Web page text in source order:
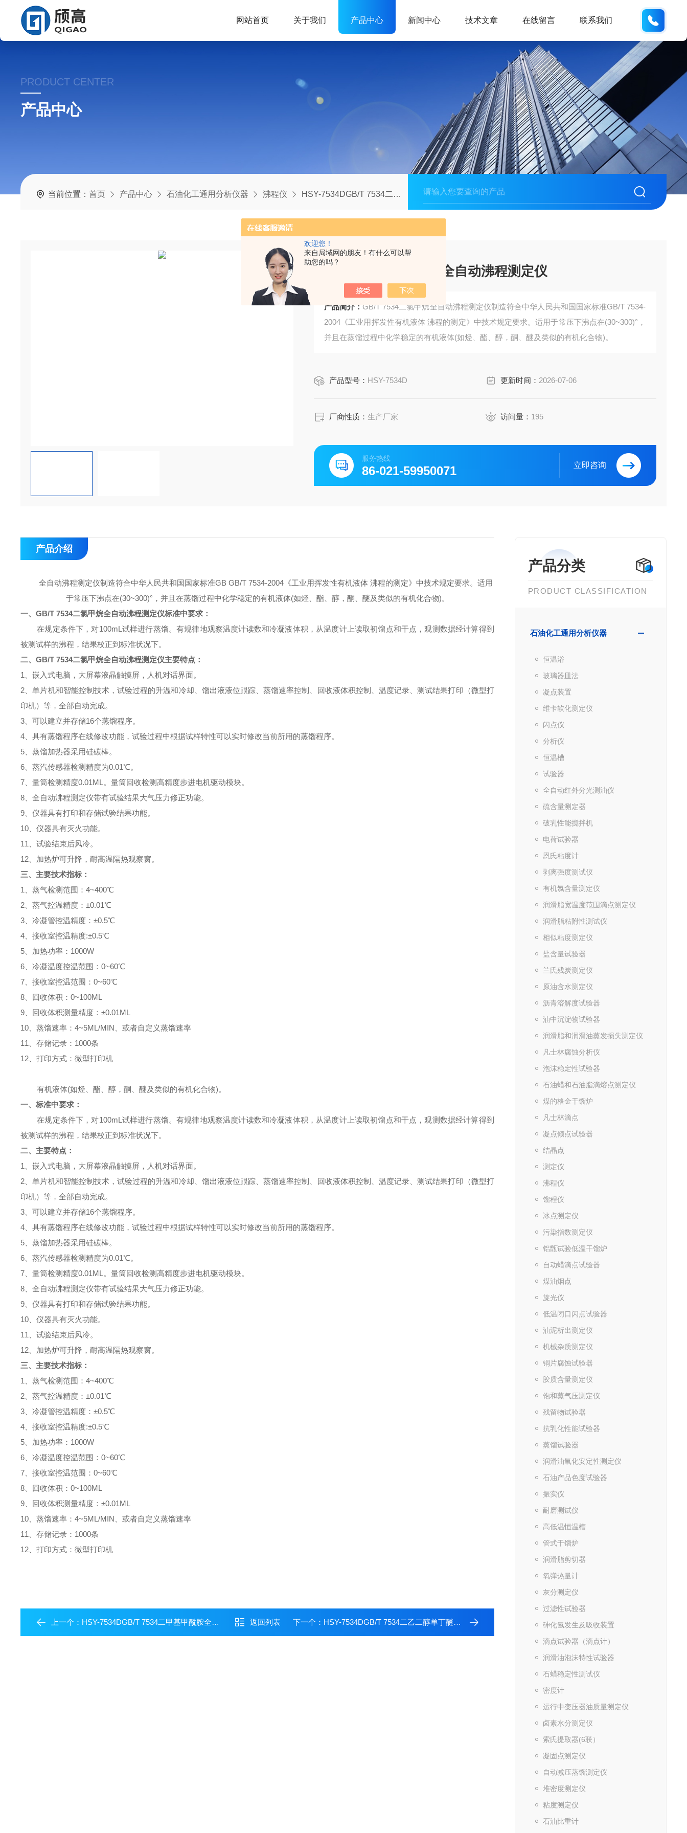
欢迎您！
来自局域网的朋友！有什么可以帮
助您的吗？
网站首页 关于我们 产品中心 新闻中心 技术文章 在线留言 联系我们
PRODUCT CENTER
产品中心
当前位置：首页 产品中心 石油化工通用分析仪器 沸程仪 HSY-7534DGB/T 7534二氯甲烷全自动沸程测定仪
GB/T 7534二氯甲烷全自动沸程测定仪
产品简介： GB/T 7534二氯甲烷全自动沸程测定仪制造符合中华人民共和国国家标准GB/T 7534-
2004《工业用挥发性有机液体 沸程的测定》中技术规定要求。适用于常压下沸点在(30~300)°，
并且在蒸馏过程中化学稳定的有机液体(如烃、酯、醇，酮、醚及类似的有机化合物)。
产品型号： HSY-7534D 更新时间： 2026-07-06
厂商性质：生产厂家 访问量： 195
服务热线
86-021-59950071 立即咨询
产品分类
PRODUCT CLASSIFICATION
石油化工通用分析仪器
恒温浴
玻璃器皿法
凝点装置
维卡软化测定仪
闪点仪
分析仪
恒温槽
试验器
全自动红外分光测油仪
硫含量测定器
破乳性能搅拌机
电荷试验器
恩氏粘度计
剥离强度测试仪
有机氯含量测定仪
润滑脂宽温度范围滴点测定仪
润滑脂粘附性测试仪
相似粘度测定仪
盐含量试验器
兰氏残炭测定仪
原油含水测定仪
沥青溶解度试验器
油中沉淀物试验器
润滑脂和润滑油蒸发损失测定仪
凡士林腐蚀分析仪
泡沫稳定性试验器
石油蜡和石油脂滴熔点测定仪
煤的格金干馏炉
凡士林滴点
凝点倾点试验器
结晶点
测定仪
沸程仪
馏程仪
冰点测定仪
污染指数测定仪
铝甑试验低温干馏炉
自动蜡滴点试验器
煤油烟点
旋光仪
低温闭口闪点试验器
油泥析出测定仪
机械杂质测定仪
铜片腐蚀试验器
胶质含量测定仪
饱和蒸气压测定仪
残留物试验器
抗乳化性能试验器
蒸馏试验器
润滑油氧化安定性测定仪
石油产品色度试验器
振实仪
耐磨测试仪
高低温恒温槽
管式干馏炉
润滑脂剪切器
氧弹热量计
灰分测定仪
过滤性试验器
砷化氢发生及吸收装置
滴点试验器（滴点计）
润滑油泡沫特性试验器
石蜡稳定性测试仪
密度计
运行中变压器油质量测定仪
卤素水分测定仪
索氏提取器(6联）
凝固点测定仪
自动减压蒸馏测定仪
堆密度测定仪
粘度测定仪
石油比重计
产品介绍
全自动沸程测定仪制造符合中华人民共和国国家标准GB GB/T 7534-2004《工业用挥发性有机液体 沸程的测定》中技术规定要求。适用
于常压下沸点在(30~300)°，并且在蒸馏过程中化学稳定的有机液体(如烃、酯、醇，酮、醚及类似的有机化合物)。
一、GB/T 7534二氯甲烷全自动沸程测定仪标准中要求：
在规定条件下，对100mL试样进行蒸馏。有规律地观察温度计读数和冷凝液体积，从温度计上读取初馏点和干点，观测数据经计算得到
被测试样的沸程，结果校正到标准状况下。
二、GB/T 7534二氯甲烷全自动沸程测定仪主要特点：
1、嵌入式电脑，大屏幕液晶触摸屏，人机对话界面。
2、单片机和智能控制技术，试验过程的升温和冷却、馏出液液位跟踪、蒸馏速率控制、回收液体积控制、温度记录、测试结果打印（微型打
印机）等，全部自动完成。
3、可以建立并存储16个蒸馏程序。
4、具有蒸馏程序在线修改功能，试验过程中根据试样特性可以实时修改当前所用的蒸馏程序。
5、蒸馏加热器采用硅碳棒。
6、蒸汽传感器检测精度为0.01℃。
7、量筒检测精度0.01ML。量筒回收检测高精度步进电机驱动模块。
8、全自动沸程测定仪带有试验结果大气压力修正功能。
9、仪器具有打印和存储试验结果功能。
10、仪器具有灭火功能。
11、试验结束后风冷。
12、加热炉可升降，耐高温隔热观察窗。
三、主要技术指标：
1、蒸气检测范围：4~400℃
2、蒸气控温精度：±0.01℃
3、冷凝管控温精度：±0.5℃
4、接收室控温精度:±0.5℃
5、加热功率：1000W
6、冷凝温度控温范围：0~60℃
7、接收室控温范围：0~60℃
8、回收体积：0~100ML
9、回收体积测量精度：±0.01ML
10、蒸馏速率：4~5ML/MIN、或者自定义蒸馏速率
11、存储记录：1000条
12、打印方式：微型打印机
有机液体(如烃、酯、醇，酮、醚及类似的有机化合物)。
一、标准中要求：
在规定条件下，对100mL试样进行蒸馏。有规律地观察温度计读数和冷凝液体积，从温度计上读取初馏点和干点，观测数据经计算得到
被测试样的沸程，结果校正到标准状况下。
二、 主要特点：
1、嵌入式电脑，大屏幕液晶触摸屏，人机对话界面。
2、单片机和智能控制技术，试验过程的升温和冷却、馏出液液位跟踪、蒸馏速率控制、回收液体积控制、温度记录、测试结果打印（微型打
印机）等，全部自动完成。
3、可以建立并存储16个蒸馏程序。
4、具有蒸馏程序在线修改功能，试验过程中根据试样特性可以实时修改当前所用的蒸馏程序。
5、蒸馏加热器采用硅碳棒。
6、蒸汽传感器检测精度为0.01℃。
7、量筒检测精度0.01ML。量筒回收检测高精度步进电机驱动模块。
8、全自动沸程测定仪带有试验结果大气压力修正功能。
9、仪器具有打印和存储试验结果功能。
10、仪器具有灭火功能。
11、试验结束后风冷。
12、加热炉可升降，耐高温隔热观察窗。
三、主要技术指标：
1、蒸气检测范围：4~400℃
2、蒸气控温精度：±0.01℃
3、冷凝管控温精度：±0.5℃
4、接收室控温精度:±0.5℃
5、加热功率：1000W
6、冷凝温度控温范围：0~60℃
7、接收室控温范围：0~60℃
8、回收体积：0~100ML
9、回收体积测量精度：±0.01ML
10、蒸馏速率：4~5ML/MIN、或者自定义蒸馏速率
11、存储记录：1000条
12、打印方式：微型打印机
上一个： HSY-7534DGB/T 7534二甲基甲酰胺全自动沸程测定仪 返回列表 下一个： HSY-7534DGB/T 7534二乙二醇单丁醚全自动沸程测定仪